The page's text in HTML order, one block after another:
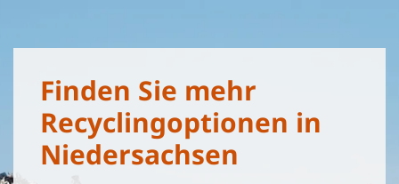
Finden Sie mehr
Recyclingoptionen in
Niedersachsen